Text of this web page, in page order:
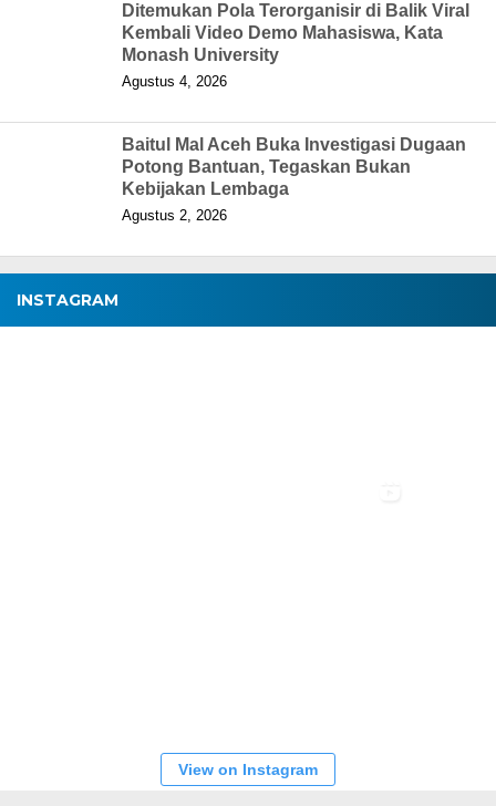
Ditemukan Pola Terorganisir di Balik Viral
Kembali Video Demo Mahasiswa, Kata
Monash University
Agustus 4, 2026
Baitul Mal Aceh Buka Investigasi Dugaan
Potong Bantuan, Tegaskan Bukan
Kebijakan Lembaga
Agustus 2, 2026
INSTAGRAM
View on Instagram